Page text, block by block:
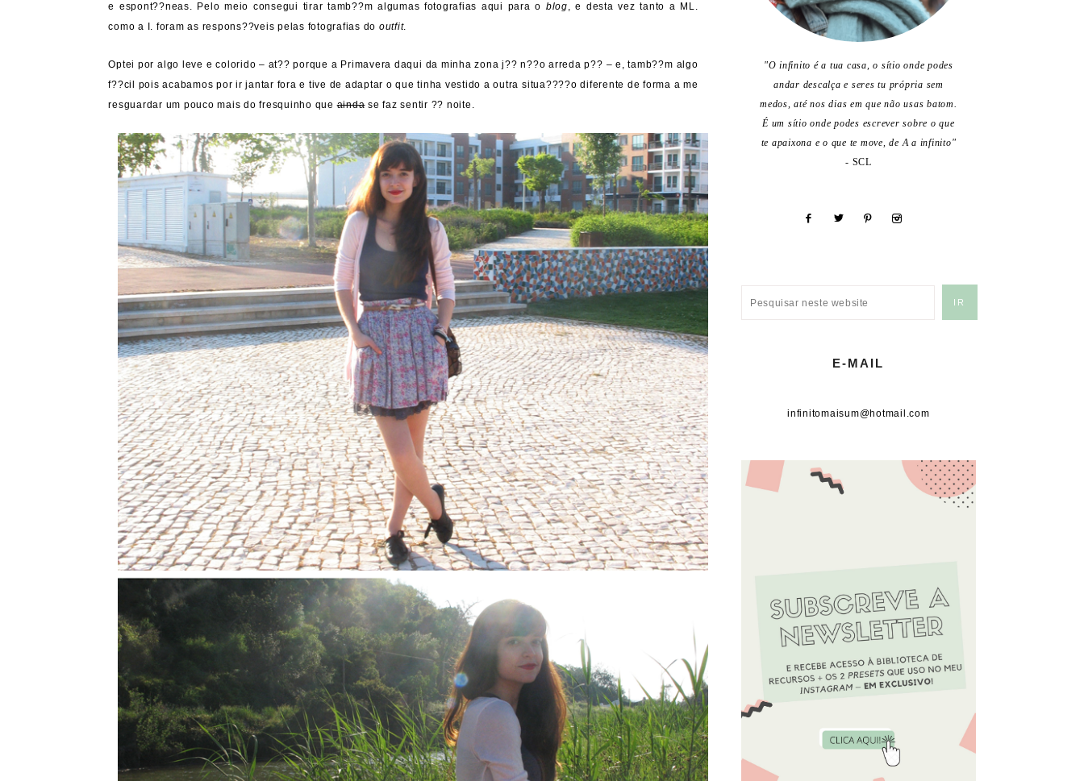
e espont??neas. Pelo meio consegui tirar tamb??m algumas fotografias aqui para o blog, e desta vez tanto a ML.
como a I. foram as respons??veis pelas fotografias do outfit.
Optei por algo leve e colorido – at?? porque a Primavera daqui da minha zona j?? n??o arreda p?? – e, tamb??m algo
f??cil pois acabamos por ir jantar fora e tive de adaptar o que tinha vestido a outra situa????o diferente de forma a me
resguardar um pouco mais do fresquinho queaindase faz sentir ?? noite.
"O infinito é a tua casa, o sítio onde podes
andar descalça e seres tu própria sem
medos, até nos dias em que não usas batom.
É um sítio onde podes escrever sobre o que
te apaixona e o que te move, de A a infinito"
- SCL
E-MAIL
infinitomaisum@hotmail.com